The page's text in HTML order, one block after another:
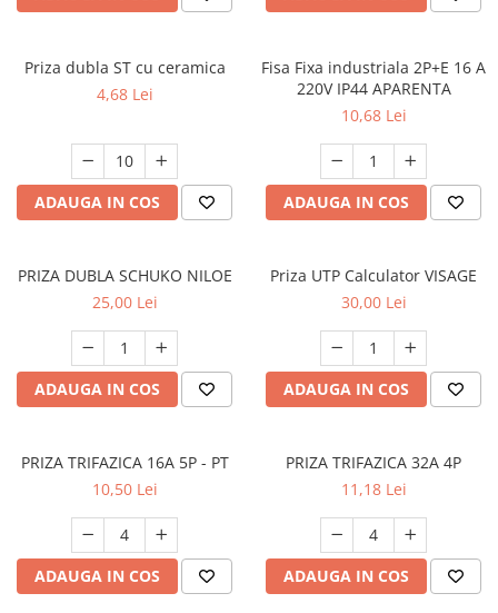
Lustre
Spoturi led pe sina
Multimetru Digital
Prize
Triplu Stecher
Întrerupătoare/Comutatoare
Ştechere/Stecher adaptor
Priza dubla ST cu ceramica
4,68 Lei
ADAUGA IN COS
Fisa Fixa industriala 2P+E 16 A
220V IP44 APARENTA
10,68 Lei
ADAUGA IN COS
PRIZA DUBLA SCHUKO NILOE
25,00 Lei
ADAUGA IN COS
Priza UTP Calculator VISAGE
30,00 Lei
ADAUGA IN COS
PRIZA TRIFAZICA 16A 5P - PT
10,50 Lei
ADAUGA IN COS
PRIZA TRIFAZICA 32A 4P
11,18 Lei
ADAUGA IN COS